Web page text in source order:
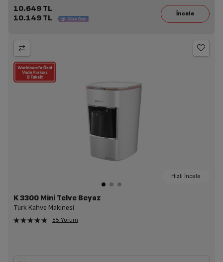
10.649 TL
10.149 TL
Hızlı İncele
K 3300 Mini Telve Beyaz
Türk Kahve Makinesi
55 Yorum